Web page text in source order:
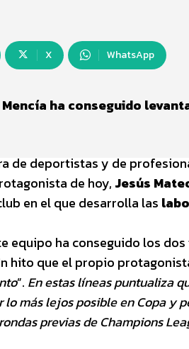
X WhatsApp
ha conseguido
de deportistas y de
de hoy, Jesús
en el que desarrolla las
equipo ha conseguido los
hito que el propio
”. En estas líneas puntualiza
lo más lejosposible en Copa y
previas de Champions